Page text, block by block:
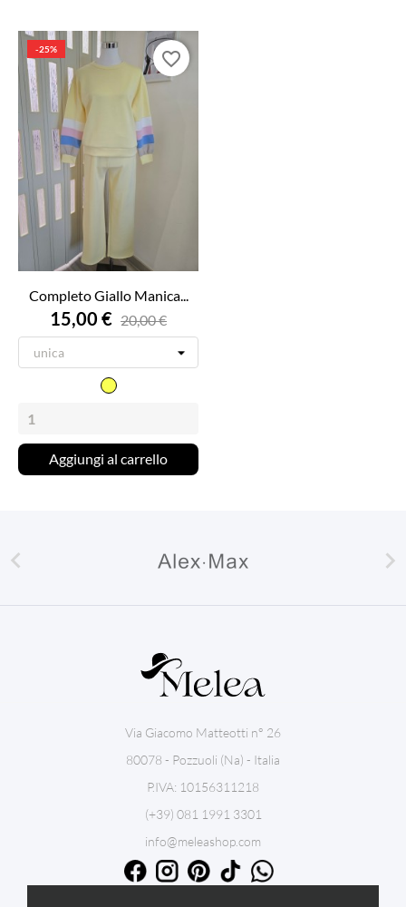
-25%
Completo Giallo Manica...
15,00 € 20,00 €
Giallo
Aggiungi al carrello
favorite_border
 
Via Giacomo Matteotti n° 26
80078 - Pozzuoli (Na) - Italia
P.IVA: 10156311218
(+39) 081 1991 3301
info@meleashop.com